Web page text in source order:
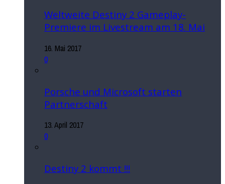
Weltweite Destiny 2 Gameplay-
Premiere im Livestream am 18. Mai
16. Mai 2017
0
Porsche und Microsoft starten
Partnerschaft
13. April 2017
0
Destiny 2 kommt !!!